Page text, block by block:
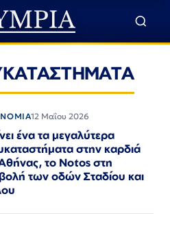
12 Μαΐου 2026
ένα τα μεγαλύτερα
στην καρδιά
το Notos στη
των οδών Σταδίου και